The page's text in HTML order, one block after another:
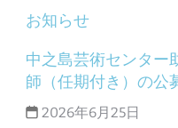
お知らせ
中之島芸術センター
師（任期付き）の公
2026年6月25日